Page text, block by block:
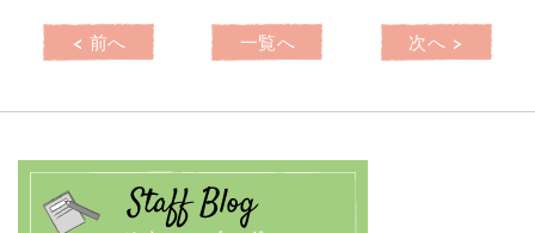
< 前へ 一覧へ 次へ >